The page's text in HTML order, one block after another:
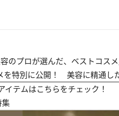
のプロが選んだ、ベストコス
特別に公開！ 美容に精通し
イテムはこちらをチェック！
集